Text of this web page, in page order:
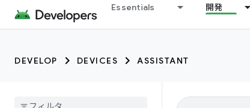
Essentials 開発
DEVELOP DEVICES ASSISTANT